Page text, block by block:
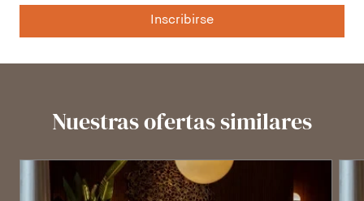
Inscribirse
Nuestras ofertas similares